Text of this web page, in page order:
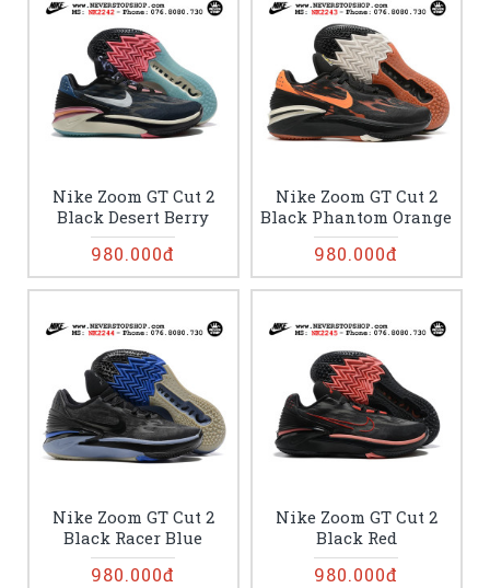
Nike Zoom GT Cut 2
Black Desert Berry
980.000đ
Nike Zoom GT Cut 2
Black Phantom Orange
980.000đ
Nike Zoom GT Cut 2
Black Racer Blue
980.000đ
Nike Zoom GT Cut 2
Black Red
980.000đ